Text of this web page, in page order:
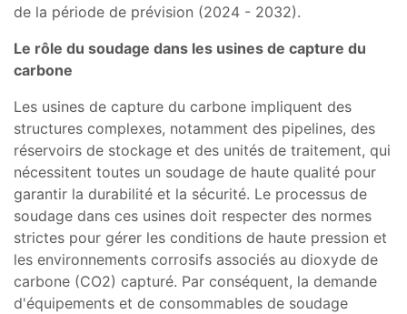
de la période de prévision (2024 - 2032).
Le rôle du soudage dans les usines de capture du
carbone
Les usines de capture du carbone impliquent des
structures complexes, notamment des pipelines, des
réservoirs de stockage et des unités de traitement, qui
nécessitent toutes un soudage de haute qualité pour
garantir la durabilité et la sécurité. Le processus de
soudage dans ces usines doit respecter des normes
strictes pour gérer les conditions de haute pression et
les environnements corrosifs associés au dioxyde de
carbone (CO2) capturé. Par conséquent, la demande
d'équipements et de consommables de soudage